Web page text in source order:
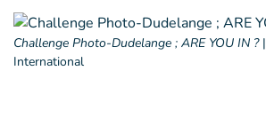
Challenge Photo-Dudelange ; ARE YOU IN ?|
International